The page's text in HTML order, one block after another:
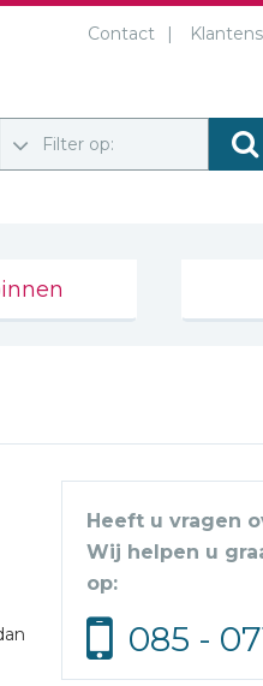
Contact
Filter op:
Heeft u vragen
Wij helpen u
op:
085 -